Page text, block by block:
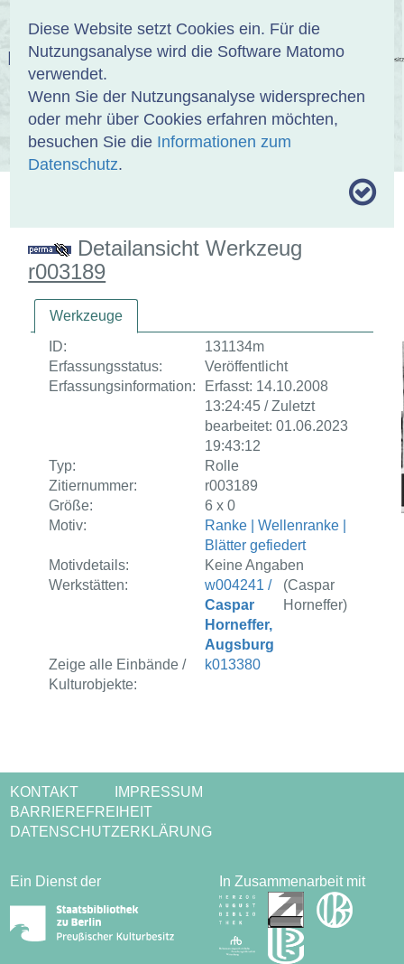
Diese Website setzt Cookies ein. Für die
Nutzungsanalyse wird die Software Matomo
verwendet.
Wenn Sie der Nutzungsanalyse widersprechen
oder mehr über Cookies erfahren möchten,
besuchen Sie die Informationen zum
Datenschutz.
EINBANDDATENBANK
ÜBER UNS SAMMLUNGEN SUCHE
Detailansicht Werkzeug
r003189
Werkzeuge
ID:
131134m
Erfassungsstatus:
Veröffentlicht
Erfassungsinformation:
Erfasst: 14.10.2008
13:24:45 / Zuletzt
bearbeitet: 01.06.2023
19:43:12
Typ:
Rolle
Zitiernummer:
r003189
Größe:
6 x 0
Motiv:
Ranke | Wellenranke |
Blätter gefiedert
Motivdetails:
Keine Angaben
Werkstätten:
w004241 /
Caspar
Horneffer,
Augsburg
(Caspar
Horneffer)
Zeige alle Einbände /
Kulturobjekte:
k013380
KONTAKT
IMPRESSUM
BARRIEREFREIHEIT
DATENSCHUTZERKLÄRUNG
Ein Dienst der In Zusammenarbeit mit